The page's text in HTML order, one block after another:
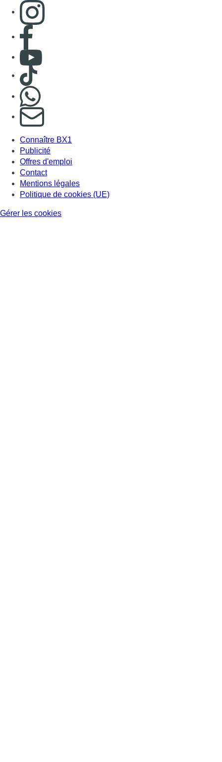
Consulter page Instagram
Consulter page Facebook
Consulter Youtube
Consulter TikTok
S'abonner à notre newsletter
Connaître BX1
Publicité
Offres d'emploi
Contact
Mentions légales
Politique de cookies (UE)
Gérer les cookies